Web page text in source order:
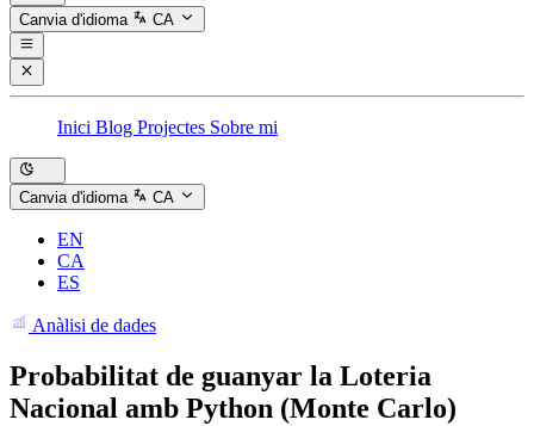
Canvia d'idioma CA
Inici Blog Projectes Sobre mi
Canvia d'idioma CA
EN
CA
ES
Anàlisi de dades
Probabilitat de guanyar la Loteria
Nacional amb Python (Monte Carlo)